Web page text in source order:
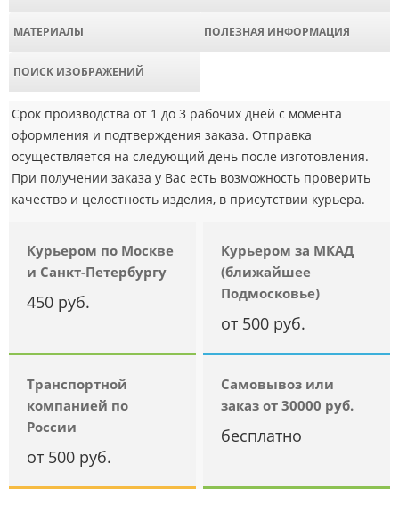
МАТЕРИАЛЫ ПОЛЕЗНАЯ ИНФОРМАЦИЯ
ПОИСК ИЗОБРАЖЕНИЙ
Срок производства от 1 до 3 рабочих дней с момента
оформления и подтверждения заказа. Отправка
осуществляется на следующий день после изготовления.
При получении заказа у Вас есть возможность проверить
качество и целостность изделия, в присутствии курьера.
Курьером по Москве
и Санкт-Петербургу
450 руб.
Курьером за МКАД
(ближайшее
Подмосковье)
от 500 руб.
Транспортной
компанией по
России
от 500 руб.
Самовывоз или
заказ от 30000 руб.
бесплатно